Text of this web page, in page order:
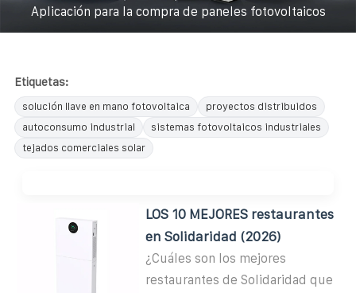
Aplicación para la compra de paneles fotovoltaicos
Etiquetas:
solución llave en mano fotovoltaica
proyectos distribuidos
autoconsumo industrial
sistemas fotovoltaicos industriales
tejados comerciales solar
LOS 10 MEJORES restaurantes
en Solidaridad (2026)
¿Cuáles son los mejores
restaurantes de Solidaridad que